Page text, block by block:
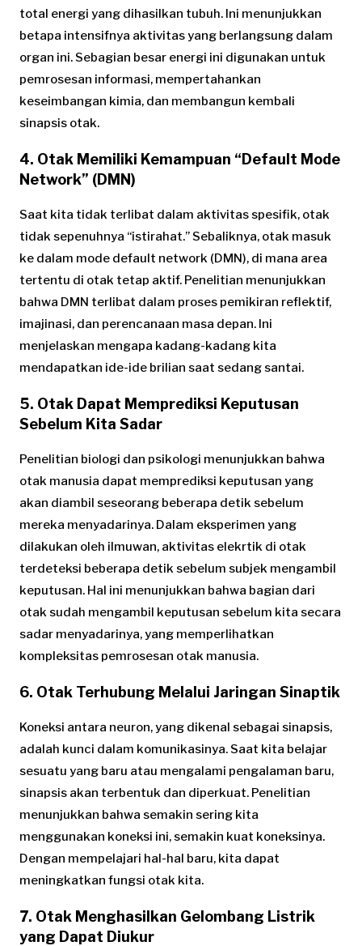
total energi yang dihasilkan tubuh. Ini menunjukkan
betapa intensifnya aktivitas yang berlangsung dalam
organ ini. Sebagian besar energi ini digunakan untuk
pemrosesan informasi, mempertahankan
keseimbangan kimia, dan membangun kembali
sinapsis otak.
4. Otak Memiliki Kemampuan “Default Mode
Network” (DMN)
Saat kita tidak terlibat dalam aktivitas spesifik, otak
tidak sepenuhnya “istirahat.” Sebaliknya, otak masuk
ke dalam mode default network (DMN), di mana area
tertentu di otak tetap aktif. Penelitian menunjukkan
bahwa DMN terlibat dalam proses pemikiran reflektif,
imajinasi, dan perencanaan masa depan. Ini
menjelaskan mengapa kadang-kadang kita
mendapatkan ide-ide brilian saat sedang santai.
5. Otak Dapat Memprediksi Keputusan
Sebelum Kita Sadar
Penelitian biologi dan psikologi menunjukkan bahwa
otak manusia dapat memprediksi keputusan yang
akan diambil seseorang beberapa detik sebelum
mereka menyadarinya. Dalam eksperimen yang
dilakukan oleh ilmuwan, aktivitas elekrtik di otak
terdeteksi beberapa detik sebelum subjek mengambil
keputusan. Hal ini menunjukkan bahwa bagian dari
otak sudah mengambil keputusan sebelum kita secara
sadar menyadarinya, yang memperlihatkan
kompleksitas pemrosesan otak manusia.
6. Otak Terhubung Melalui Jaringan Sinaptik
Koneksi antara neuron, yang dikenal sebagai sinapsis,
adalah kunci dalam komunikasinya. Saat kita belajar
sesuatu yang baru atau mengalami pengalaman baru,
sinapsis akan terbentuk dan diperkuat. Penelitian
menunjukkan bahwa semakin sering kita
menggunakan koneksi ini, semakin kuat koneksinya.
Dengan mempelajari hal-hal baru, kita dapat
meningkatkan fungsi otak kita.
7. Otak Menghasilkan Gelombang Listrik
yang Dapat Diukur